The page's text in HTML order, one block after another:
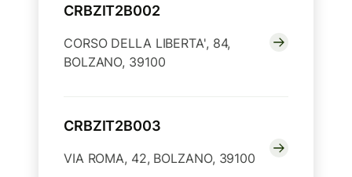
CRBZIT2B002
CORSO DELLA LIBERTA', 84,
BOLZANO, 39100
CRBZIT2B003
VIA ROMA, 42, BOLZANO, 39100